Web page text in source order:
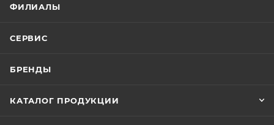
ФИЛИАЛЫ
СЕРВИС
БРЕНДЫ
КАТАЛОГ ПРОДУКЦИИ